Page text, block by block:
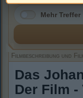
Mehr Treffer
Filmbeschreibung und
Das
Der Film -